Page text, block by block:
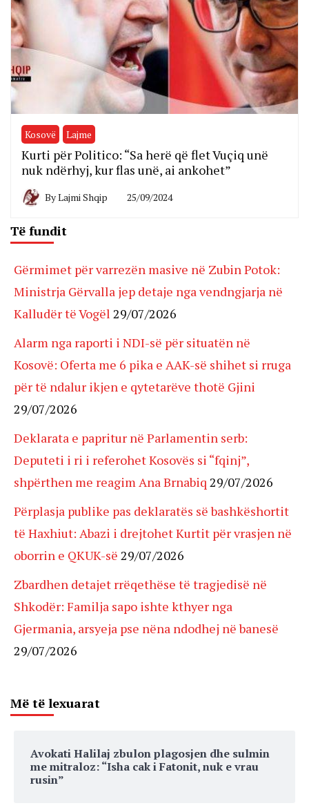
Kosovë Lajme
Kurti për Politico: “Sa herë që flet Vuçiq unë
nuk ndërhyj, kur flas unë, ai ankohet”
ByLajmi Shqip 25/09/2024
Të fundit
Gërmimet për varrezën masive në Zubin Potok:
Ministrja Gërvalla jep detaje nga vendngjarja në
Kalludër të Vogël 29/07/2026
Alarm nga raporti i NDI-së për situatën në
Kosovë: Oferta me 6 pika e AAK-së shihet si rruga
për të ndalur ikjen e qytetarëve thotë Gjini
29/07/2026
Deklarata e papritur në Parlamentin serb:
Deputeti i ri i referohet Kosovës si “fqinj”,
shpërthen me reagim Ana Brnabiq 29/07/2026
Përplasja publike pas deklaratës së bashkëshortit
të Haxhiut: Abazi i drejtohet Kurtit për vrasjen në
oborrin e QKUK-së 29/07/2026
Zbardhen detajet rrëqethëse të tragjedisë në
Shkodër: Familja sapo ishte kthyer nga
Gjermania, arsyeja pse nëna ndodhej në banesë
29/07/2026
Më të lexuarat
Avokati Halilaj zbulon plagosjen dhe sulmin
me mitraloz: “Isha cak i Fatonit, nuk e vrau
rusin”